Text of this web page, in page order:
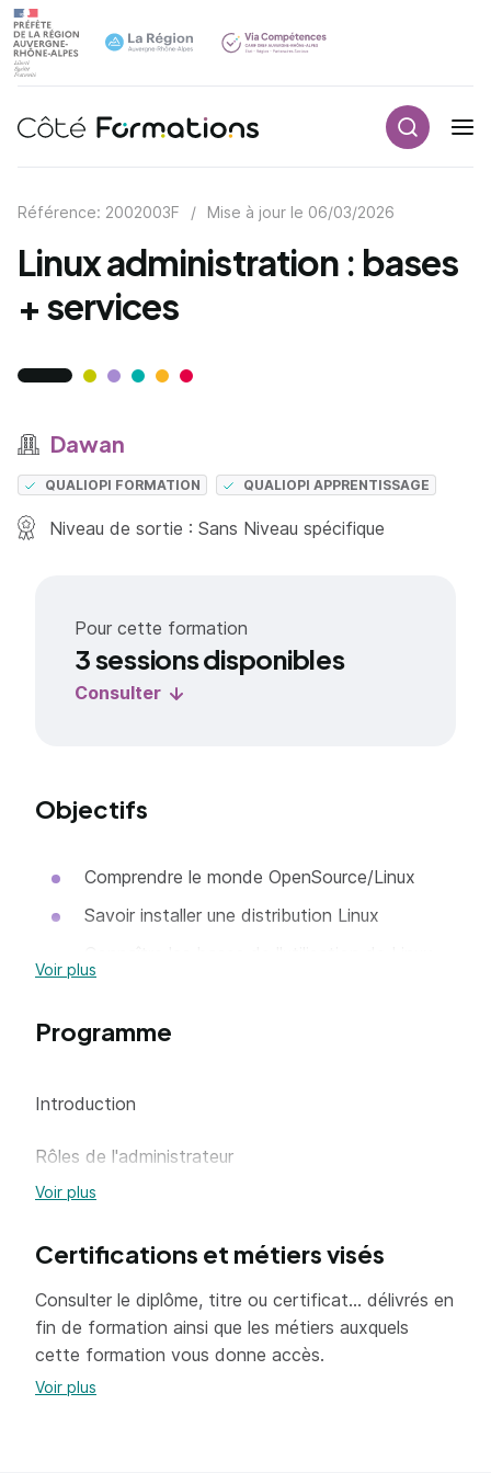
Navigation principale
Référence: 2002003F / Mise à jour le 06/03/2026
Linux administration : bases
+ services
Dawan
QUALIOPI FORMATION QUALIOPI APPRENTISSAGE
Niveau de sortie : Sans Niveau spécifique
Pour cette formation
3 sessions disponibles
Consulter
Objectifs
Comprendre le monde OpenSource/Linux
Savoir installer une distribution Linux
Samba/NFS)
Voir plus
Programme
Introduction
Rôles de l'administrateur
Compréhension des enjeux technologiques et
Gestion des unités de disques
Rappels sur les principes de montage d'unités
Caractéristiques physiques et choix stratégiques
Les techniques de partitionnement (LVM et RAID)
Les différents systèmes de fichiers
Voir plus
Certifications et métiers visés
Consulter le diplôme, titre ou certificat... délivrés en
fin de formation ainsi que les métiers auxquels
cette formation vous donne accès.
Voir plus